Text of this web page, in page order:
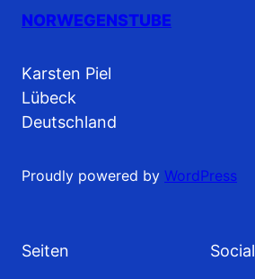
NORWEGENSTUBE
Karsten Piel
Lübeck
Deutschland
Proudly powered by WordPress
Seiten Social